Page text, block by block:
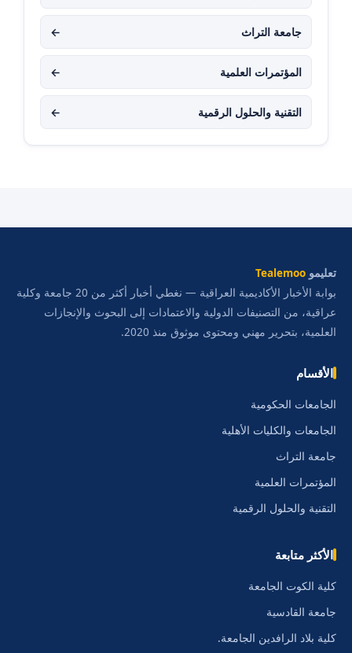
جامعة التراث ←
المؤتمرات العلمية ←
التقنية والحلول الرقمية ←
تعليمو Tealemoo
بوابة الأخبار الأكاديمية العراقية — نغطي أخبار أكثر من 20 جامعة وكلية
عراقية، من التصنيفات الدولية والاعتمادات إلى البحوث والإنجازات
العلمية، بتحرير مهني ومحتوى موثوق منذ 2020.
الأقسام
الجامعات الحكومية
الجامعات والكليات الأهلية
جامعة التراث
المؤتمرات العلمية
التقنية والحلول الرقمية
الأكثر متابعة
كلية الكوت الجامعة
جامعة القادسية
كلية بلاد الرافدين الجامعة.